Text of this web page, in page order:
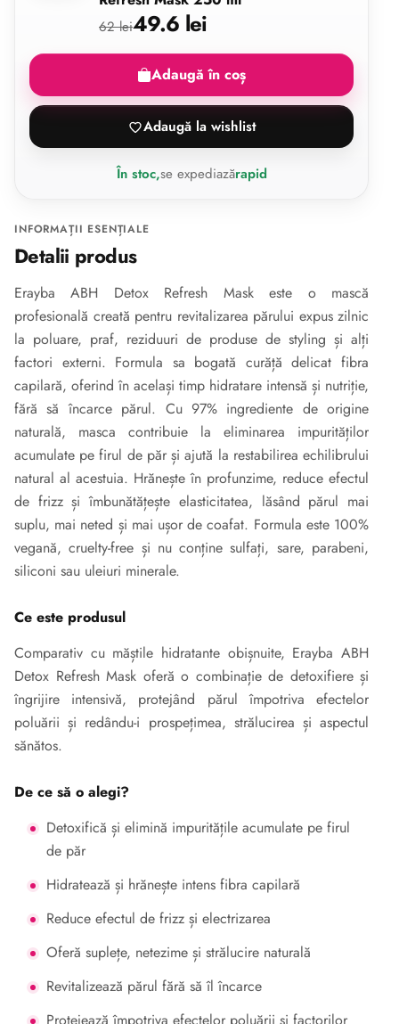
62 lei49.6 lei
Adaugă în coș
Adaugă la wishlist
În stoc,se expediazărapid
INFORMAȚII ESENȚIALE
Detalii produs
Erayba ABH Detox Refresh Mask este o mască
profesională creată pentru revitalizarea părului expus zilnic
la poluare, praf, reziduuri de produse de styling și alți
factori externi. Formula sa bogată curăță delicat fibra
capilară, oferind în același timp hidratare intensă și nutriție,
fără să încarce părul. Cu 97% ingrediente de origine
naturală, masca contribuie la eliminarea impurităților
acumulate pe firul de păr și ajută la restabilirea echilibrului
natural al acestuia. Hrănește în profunzime, reduce efectul
de frizz și îmbunătățește elasticitatea, lăsând părul mai
suplu, mai neted și mai ușor de coafat. Formula este 100%
vegană, cruelty-free și nu conține sulfați, sare, parabeni,
siliconi sau uleiuri minerale.
Ce este produsul
Comparativ cu măștile hidratante obișnuite, Erayba ABH
Detox Refresh Mask oferă o combinație de detoxifiere și
îngrijire intensivă, protejând părul împotriva efectelor
poluării și redându-i prospețimea, strălucirea și aspectul
sănătos.
De ce să o alegi?
Detoxifică și elimină impuritățile acumulate pe firul
de păr
Hidratează și hrănește intens fibra capilară
Reduce efectul de frizz și electrizarea
Oferă suplețe, netezime și strălucire naturală
Revitalizează părul fără să îl încarce